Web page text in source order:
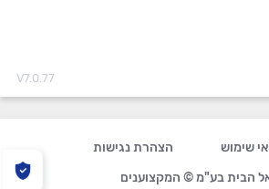
V7.0.77
שימוש
הצהרת נגישות
הבית בע"מ © המקצוענים